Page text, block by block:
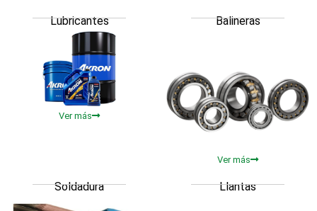
Lubricantes
Ver más
Balineras
Ver más
Soldadura Llantas